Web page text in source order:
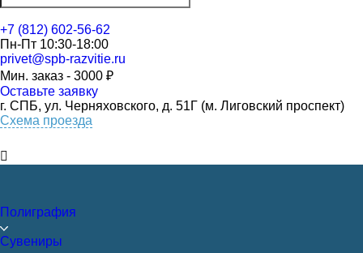
+7 (812) 602-56-62
Пн-Пт 10:30-18:00
privet@spb-razvitie.ru
Мин. заказ - 3000 ₽
Оставьте заявку
г. СПБ, ул. Черняховского, д. 51Г (м. Лиговский проспект)
Схема проезда
Полиграфия
Сувениры